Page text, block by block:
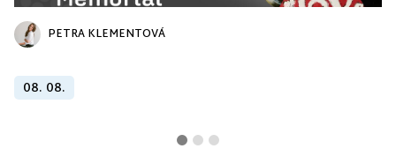
PETRA KLEMENTOVÁ
08. 08.